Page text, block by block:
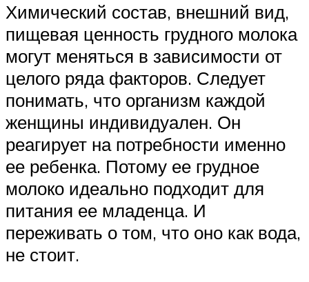
Химический состав, внешний вид,
пищевая ценность грудного молока
могут меняться в зависимости от
целого ряда факторов. Следует
понимать, что организм каждой
женщины индивидуален. Он
реагирует на потребности именно
ее ребенка. Потому ее грудное
молоко идеально подходит для
питания ее младенца. И
переживать о том, что оно как вода,
не стоит.